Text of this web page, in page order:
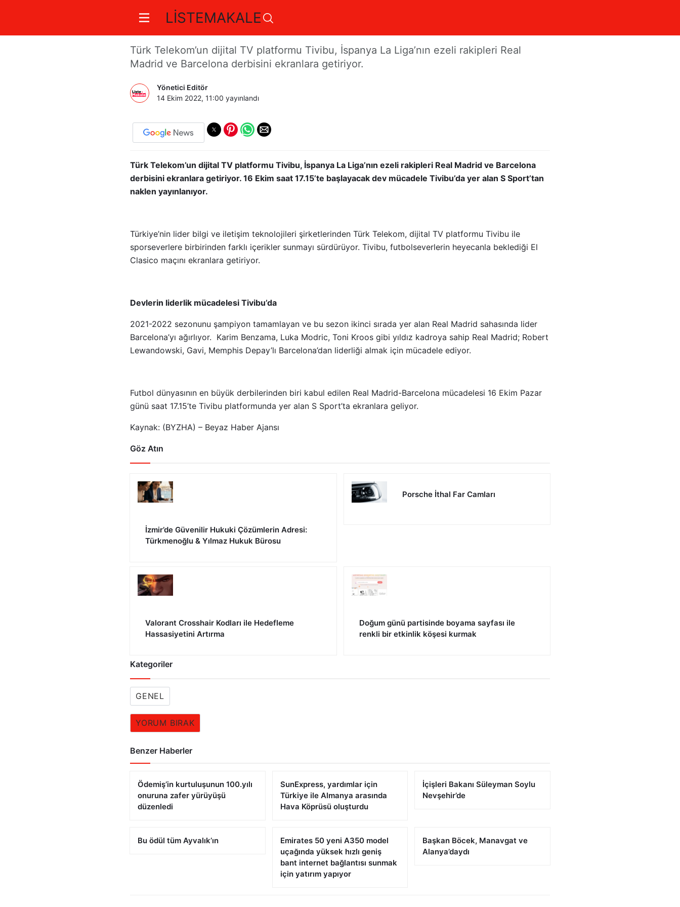
LİSTEMAKALE
Tivibu’da El Clasico heyecanı
Türk Telekom’un dijital TV platformu Tivibu, İspanya La Liga’nın ezeli rakipleri Real
Madrid ve Barcelona derbisini ekranlara getiriyor.
Yönetici Editör
14 Ekim 2022, 11:00 yayınlandı
Türk Telekom’un dijital TV platformu Tivibu, İspanya La Liga’nın ezeli rakipleri Real Madrid ve Barcelona
derbisini ekranlara getiriyor. 16 Ekim saat 17.15’te başlayacak dev mücadele Tivibu’da yer alan S Sport’tan
naklen yayınlanıyor.
Türkiye’nin lider bilgi ve iletişim teknolojileri şirketlerinden Türk Telekom, dijital TV platformu Tivibu ile
sporseverlere birbirinden farklı içerikler sunmayı sürdürüyor. Tivibu, futbolseverlerin heyecanla beklediği El
Clasico maçını ekranlara getiriyor.
Devlerin liderlik mücadelesi Tivibu’da
2021-2022 sezonunu şampiyon tamamlayan ve bu sezon ikinci sırada yer alan Real Madrid sahasında lider
Barcelona’yı ağırlıyor. Karim Benzama, Luka Modric, Toni Kroos gibi yıldız kadroya sahip Real Madrid; Robert
Lewandowski, Gavi, Memphis Depay’lı Barcelona’dan liderliği almak için mücadele ediyor.
Futbol dünyasının en büyük derbilerinden biri kabul edilen Real Madrid-Barcelona mücadelesi 16 Ekim Pazar
günü saat 17.15’te Tivibu platformunda yer alan S Sport’ta ekranlara geliyor.
Kaynak: (BYZHA) – Beyaz Haber Ajansı
Göz Atın
İzmir’de Güvenilir Hukuki Çözümlerin Adresi:
Türkmenoğlu & Yılmaz Hukuk Bürosu
Porsche İthal Far Camları
Valorant Crosshair Kodları ile Hedefleme
Hassasiyetini Artırma
Doğum günü partisinde boyama sayfası ile
renkli bir etkinlik köşesi kurmak
Kategoriler
GENEL
YORUM BIRAK
Benzer Haberler
Ödemiş’in kurtuluşunun 100.yılı
onuruna zafer yürüyüşü
düzenledi
SunExpress, yardımlar için
Türkiye ile Almanya arasında
Hava Köprüsü oluşturdu
İçişleri Bakanı Süleyman Soylu
Nevşehir’de
Bu ödül tüm Ayvalık’ın
Emirates 50 yeni A350 model
uçağında yüksek hızlı geniş
bant internet bağlantısı sunmak
için yatırım yapıyor
Başkan Böcek, Manavgat ve
Alanya’daydı